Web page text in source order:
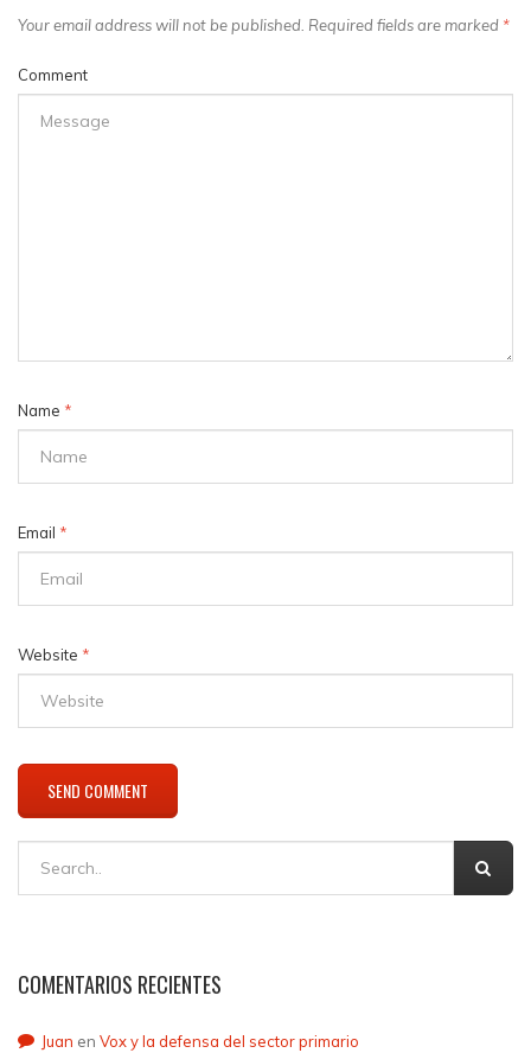
Your email address will not be published. Required fields are marked *
Comment
Name *
Email *
Website *
COMENTARIOS RECIENTES
Juan en Vox y la defensa del sector primario